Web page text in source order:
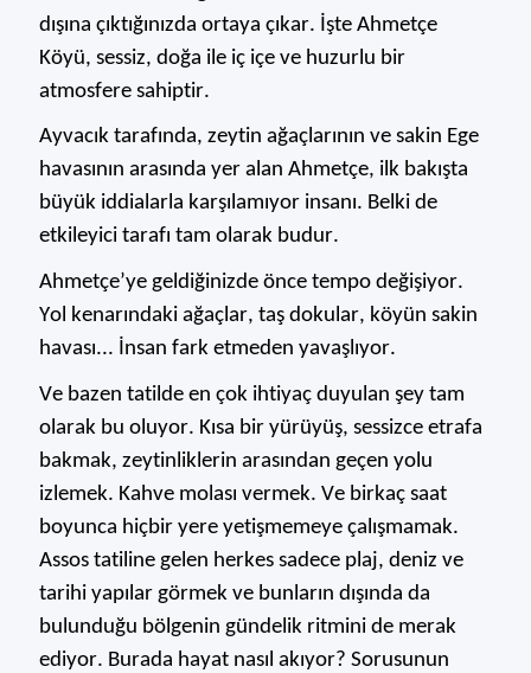
dışına çıktığınızda ortaya çıkar. İşte Ahmetçe
Köyü, sessiz, doğa ile iç içe ve huzurlu bir
atmosfere sahiptir.
Ayvacık tarafında, zeytin ağaçlarının ve sakin Ege
havasının arasında yer alan Ahmetçe, ilk bakışta
büyük iddialarla karşılamıyor insanı. Belki de
etkileyici tarafı tam olarak budur.
Ahmetçe’ye geldiğinizde önce tempo değişiyor.
Yol kenarındaki ağaçlar, taş dokular, köyün sakin
havası... İnsan fark etmeden yavaşlıyor.
Ve bazen tatilde en çok ihtiyaç duyulan şey tam
olarak bu oluyor. Kısa bir yürüyüş, sessizce etrafa
bakmak, zeytinliklerin arasından geçen yolu
izlemek. Kahve molası vermek. Ve birkaç saat
boyunca hiçbir yere yetişmemeye çalışmamak.
Assos tatiline gelen herkes sadece plaj, deniz ve
tarihi yapılar görmek ve bunların dışında da
bulunduğu bölgenin gündelik ritmini de merak
ediyor. Burada hayat nasıl akıyor? Sorusunun